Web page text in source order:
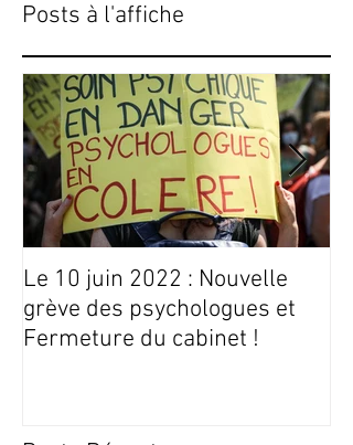
Posts à l'affiche
Le 10 juin 2022 : Nouvelle
grève des psychologues et
Fermeture du cabinet !